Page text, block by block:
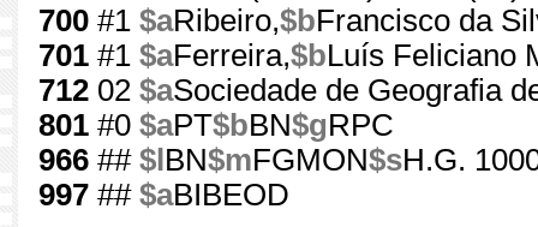
700 #1 $aRibeiro,$bFrancisco da
701 #1 $aFerreira,$bLuís Feliciano
712 02 $aSociedade de Geografia
801 #0 $aPT$bBN$gRPC
966 ## $l BN$mFGMON$sH.G.
997 ## $aBIBEOD